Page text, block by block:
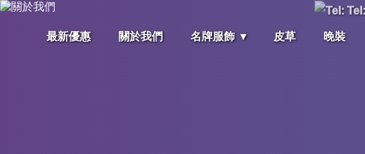
最新優惠 關於我們 名牌服飾 皮草 晚裝